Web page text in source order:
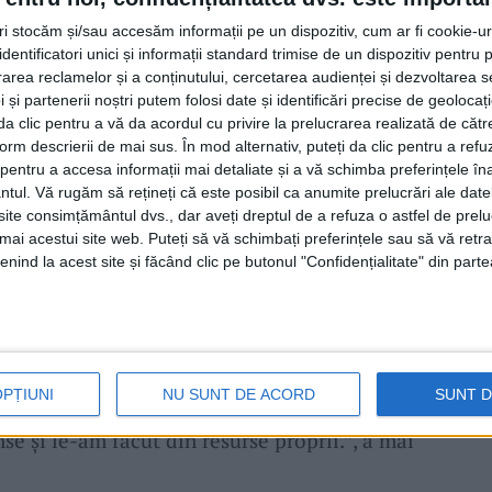
stocăm și/sau accesăm informații pe un dispozitiv, cum ar fi cookie-
unici și informații standard trimise de un dispozitiv pentru
reclamelor și a conținutului, cercetarea audienței și dezvoltarea
și partenerii noștri putem folosi date și identificări precise de
clic pentru a vă da acordul cu privire la prelucrarea realizată de
descrierii de mai sus. În mod alternativ, puteți da clic pentru a
a accesa informații mai detaliate și a vă schimba preferințele
Vă rugăm să rețineți că este posibil ca anumite prelucrări ale
consimțământul dvs., dar aveți dreptul de a refuza o astfel de
acestui site web. Puteți să vă schimbați preferințele sau să vă
la acest site și făcând clic pe butonul "Confidențialitate" din
NU SUNT DE ACORD SUNT
șibalustradele,pentru că e execrabil.
destul de rău. O să facem aceste
arată deja mult mai bine și acuma, în
e ceva vechi șiruginit.“,a declaratedilul
considerate necesare pentru
proiectului de modernizare a liniei de
administrația locală „Nu au fost prinse
care nu au fost prinse în proiect. Și
lapasajul de la Domanîn sus spre
și le-am făcut din resurse proprii.”, a mai